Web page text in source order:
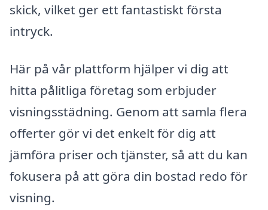
skick, vilket ger ett fantastiskt första
intryck.
Här på vår plattform hjälper vi dig att
hitta pålitliga företag som erbjuder
visningsstädning. Genom att samla flera
offerter gör vi det enkelt för dig att
jämföra priser och tjänster, så att du kan
fokusera på att göra din bostad redo för
visning.